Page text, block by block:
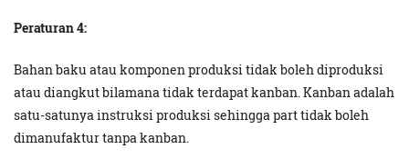
Peraturan 4:
Bahan baku atau komponen produksi tidak boleh diproduksi
atau diangkut bilamana tidak terdapat kanban. Kanban adalah
satu-satunya instruksi produksi sehingga part tidak boleh
dimanufaktur tanpa kanban.